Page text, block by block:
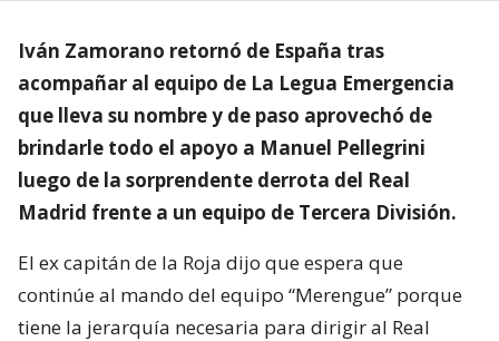
Iván Zamorano retornó de España tras
acompañar al equipo de La Legua Emergencia
que lleva su nombre y de paso aprovechó de
brindarle todo el apoyo a Manuel Pellegrini
luego de la sorprendente derrota del Real
Madrid frente a un equipo de Tercera División.
El ex capitán de la Roja dijo que espera que
continúe al mando del equipo “Merengue” porque
tiene la jerarquía necesaria para dirigir al Real